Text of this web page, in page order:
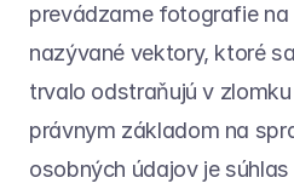
prevádzame fotografie
nazývané vektory, ktoré
trvalo odstraňujú v
právnym základom na
osobných údajov je